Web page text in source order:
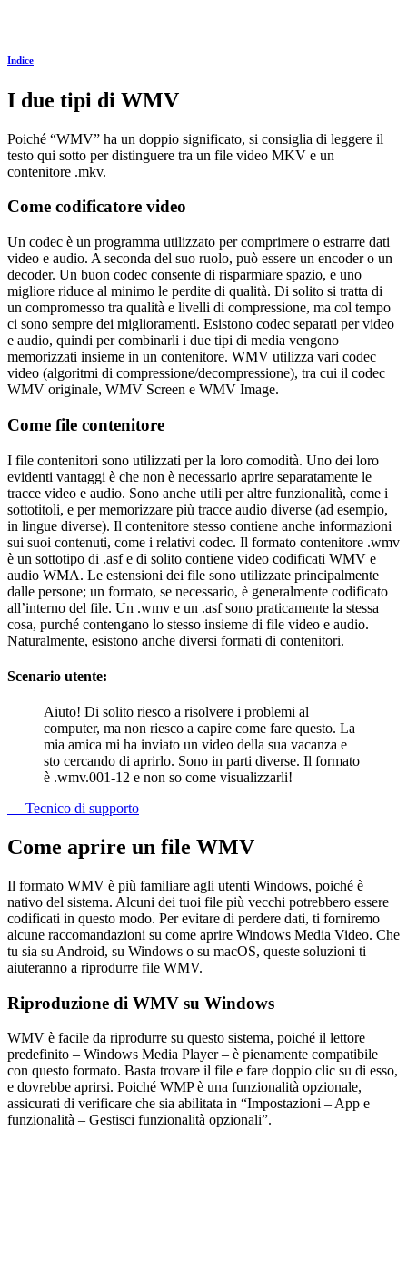
Indice
I due tipi di WMV
Poiché “WMV” ha un doppio significato, si consiglia di leggere il
testo qui sotto per distinguere tra un file video MKV e un
contenitore .mkv.
Come codificatore video
Un codec è un programma utilizzato per comprimere o estrarre dati
video e audio. A seconda del suo ruolo, può essere un encoder o un
decoder. Un buon codec consente di risparmiare spazio, e uno
migliore riduce al minimo le perdite di qualità. Di solito si tratta di
un compromesso tra qualità e livelli di compressione, ma col tempo
ci sono sempre dei miglioramenti. Esistono codec separati per video
e audio, quindi per combinarli i due tipi di media vengono
memorizzati insieme in un contenitore. WMV utilizza vari codec
video (algoritmi di compressione/decompressione), tra cui il codec
WMV originale, WMV Screen e WMV Image.
Come file contenitore
I file contenitori sono utilizzati per la loro comodità. Uno dei loro
evidenti vantaggi è che non è necessario aprire separatamente le
tracce video e audio. Sono anche utili per altre funzionalità, come i
sottotitoli, e per memorizzare più tracce audio diverse (ad esempio,
in lingue diverse). Il contenitore stesso contiene anche informazioni
sui suoi contenuti, come i relativi codec. Il formato contenitore .wmv
è un sottotipo di .asf e di solito contiene video codificati WMV e
audio WMA. Le estensioni dei file sono utilizzate principalmente
dalle persone; un formato, se necessario, è generalmente codificato
all’interno del file. Un .wmv e un .asf sono praticamente la stessa
cosa, purché contengano lo stesso insieme di file video e audio.
Naturalmente, esistono anche diversi formati di contenitori.
Scenario utente:
Aiuto! Di solito riesco a risolvere i problemi al
computer, ma non riesco a capire come fare questo. La
mia amica mi ha inviato un video della sua vacanza e
sto cercando di aprirlo. Sono in parti diverse. Il formato
è .wmv.001-12 e non so come visualizzarli!
— Tecnico di supporto
Come aprire un file WMV
Il formato WMV è più familiare agli utenti Windows, poiché è
nativo del sistema. Alcuni dei tuoi file più vecchi potrebbero essere
codificati in questo modo. Per evitare di perdere dati, ti forniremo
alcune raccomandazioni su come aprire Windows Media Video. Che
tu sia su Android, su Windows o su macOS, queste soluzioni ti
aiuteranno a riprodurre file WMV.
Riproduzione di WMV su Windows
WMV è facile da riprodurre su questo sistema, poiché il lettore
predefinito – Windows Media Player – è pienamente compatibile
con questo formato. Basta trovare il file e fare doppio clic su di esso,
e dovrebbe aprirsi. Poiché WMP è una funzionalità opzionale,
assicurati di verificare che sia abilitata in “Impostazioni – App e
funzionalità – Gestisci funzionalità opzionali”.